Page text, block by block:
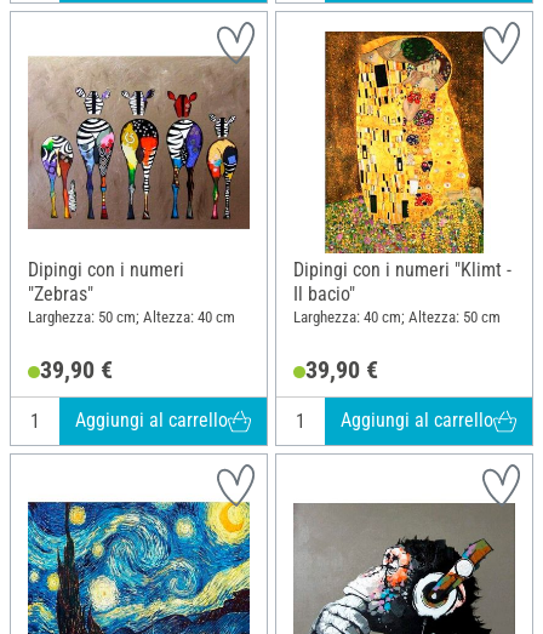
Dipingi con i numeri
"Zebras"
Larghezza: 50 cm; Altezza: 40 cm
39,90 €
Aggiungi al carrello
Dipingi con i numeri "Klimt -
Il bacio"
Larghezza: 40 cm; Altezza: 50 cm
39,90 €
Aggiungi al carrello